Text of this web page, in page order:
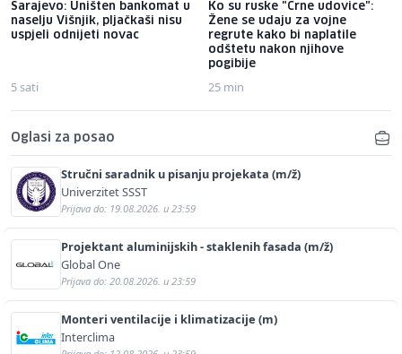
Sarajevo: Uništen bankomat u
naselju Višnjik, pljačkaši nisu
uspjeli odnijeti novac
5 sati
Ko su ruske "Crne udovice":
Žene se udaju za vojne
regrute kako bi naplatile
odštetu nakon njihove
pogibije
25 min
Oglasi za posao
Stručni saradnik u pisanju projekata (m/ž)
Univerzitet SSST
Prijava do: 19.08.2026. u 23:59
Projektant aluminijskih - staklenih fasada (m/ž)
Global One
Prijava do: 20.08.2026. u 23:59
Monteri ventilacije i klimatizacije (m)
Interclima